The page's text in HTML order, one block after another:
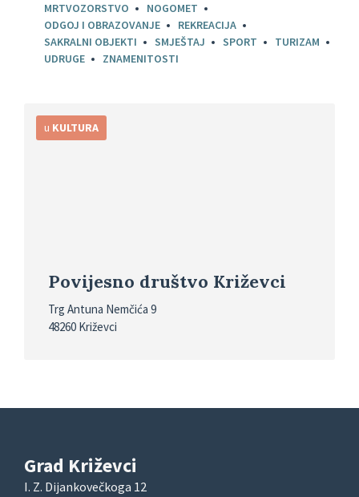
MRTVOZORSTVO
NOGOMET
ODGOJ I OBRAZOVANJE
REKREACIJA
SAKRALNI OBJEKTI
SMJEŠTAJ SPORT
TURIZAM
UDRUGE
ZNAMENITOSTI
Povijesno društvo Križevci
Trg Antuna Nemčića 9
48260 Križevci
u KULTURA
Grad Križevci
I. Z. Dijankovečkoga 12